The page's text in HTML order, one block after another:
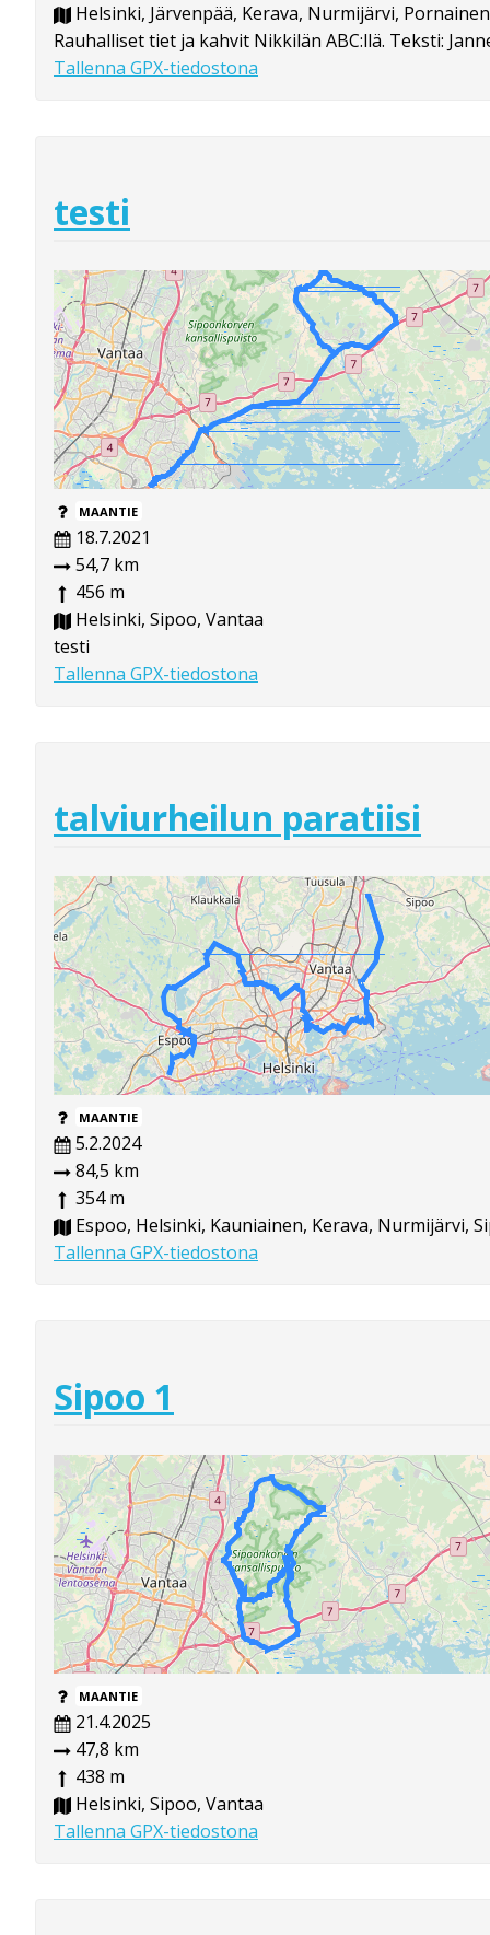
Helsinki, Järvenpää, Kerava, Nurmijärvi,
Rauhalliset tiet ja kahvit Nikkilän ABC:llä. Teksti:
Tallenna GPX-tiedostona
testi
MAANTIE
18.7.2021
54,7 km
456 m
Helsinki, Sipoo, Vantaa
testi
Tallenna GPX-tiedostona
talviurheilun paratiisi
MAANTIE
5.2.2024
84,5 km
354 m
Espoo, Helsinki, Kauniainen, Kerava, Nurmijärvi,
Tallenna GPX-tiedostona
Sipoo 1
MAANTIE
21.4.2025
47,8 km
438 m
Helsinki, Sipoo, Vantaa
Tallenna GPX-tiedostona